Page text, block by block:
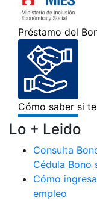
Lo + Leido
Consulta
Cédula Bono
Cómo
empleo